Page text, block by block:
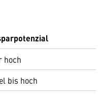
hoch
bis hoch